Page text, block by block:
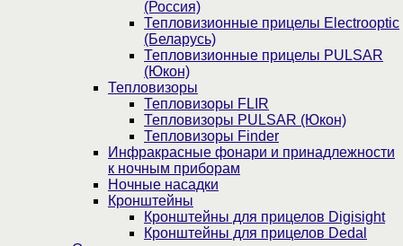
(Россия)
Тепловизионные прицелы Electrooptic
(Беларусь)
Тепловизионные прицелы PULSAR
(Юкон)
Тепловизоры
Тепловизоры FLIR
Тепловизоры PULSAR (Юкон)
Тепловизоры Finder
Инфракрасные фонари и принадлежности
к ночным приборам
Ночные насадки
Кронштейны
Кронштейны для прицелов Digisight
Кронштейны для прицелов Dedal